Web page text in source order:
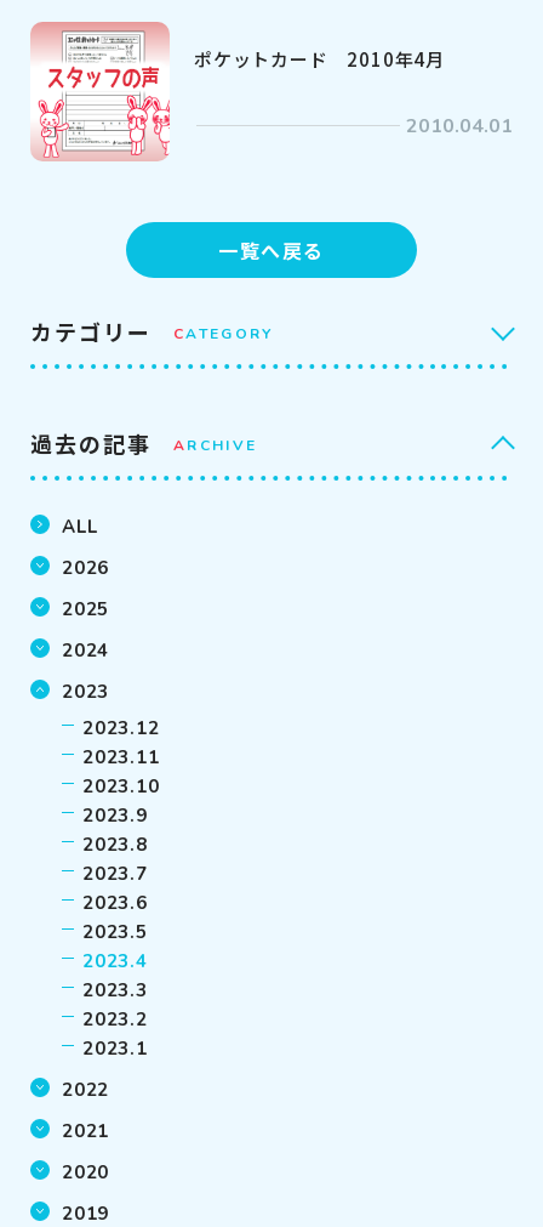
ポケットカード 2010年4月
2010.04.01
一覧へ戻る
カテゴリー CATEGORY
過去の記事 ARCHIVE
ALL
2026
2025
2024
2023
2023.12
2023.11
2023.10
2023.9
2023.8
2023.7
2023.6
2023.5
2023.4
2023.3
2023.2
2023.1
2022
2021
2020
2019